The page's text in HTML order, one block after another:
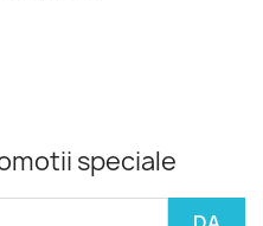
speciale